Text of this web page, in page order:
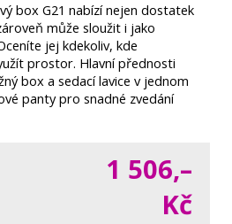
box G21 nabízí nejen dostatek
může sloužit i jako
jej kdekoliv, kde
prostor. Hlavní přednosti
box a sedací lavice v jednom
panty pro snadné zvedání
1 506,–
Kč